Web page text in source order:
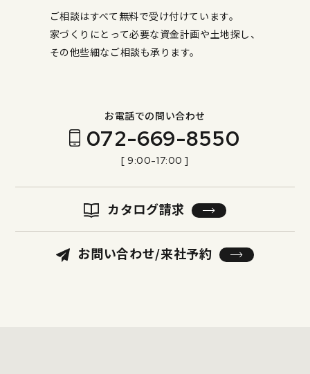
ご相談はすべて無料で受け付けています。
家づくりにとって必要な資金計画や土地探し、
その他些細なご相談も承ります。
お電話での問い合わせ
072-669-8550
[ 9:00-17:00 ]
カタログ請求
お問い合わせ/来社予約